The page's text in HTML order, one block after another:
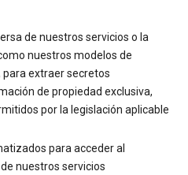
de nuestros servicios o la
nuestros modelos de
extraer secretos
de propiedad exclusiva,
por la legislación aplicable
para acceder al
nuestros servicios